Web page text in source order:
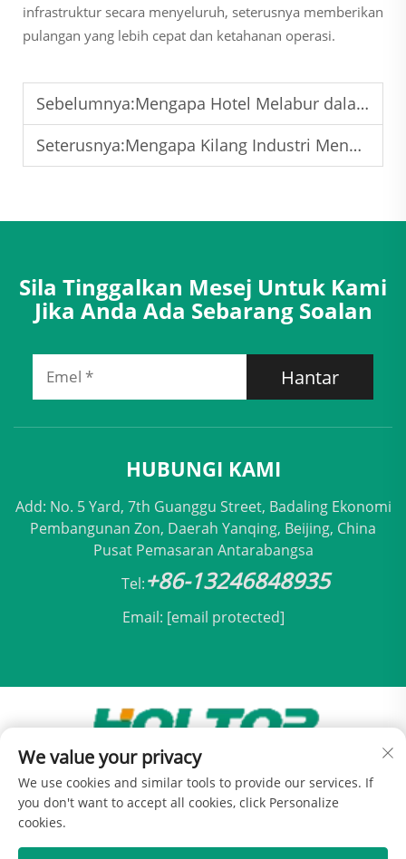
infrastruktur secara menyeluruh, seterusnya memberikan
pulangan yang lebih cepat dan ketahanan operasi.
Sebelumnya:Mengapa Hotel Melabur dalam Sistem Pengendalian Udara dengan Pemulihan Haba Berprestasi Tinggi?
Seterusnya:Mengapa Kilang Industri Mengutamakan Peralatan Pengambilan Semula Haba Udara ke Udara yang Boleh Dipercayai?
Sila Tinggalkan Mesej Untuk Kami
Jika Anda Ada Sebarang Soalan
Hantar
HUBUNGI KAMI
Add: No. 5 Yard, 7th Guanggu Street, Badaling Ekonomi
Pembangunan Zon, Daerah Yanqing, Beijing, China
Pusat Pemasaran Antarabangsa
Tel:+86-13246848935
Email: [email protected]
Hak Cipta © 2025 oleh Holtop Beijing Air
Conditioning Co., Ltd - Dasar Privasi
We value your privacy
We use cookies and similar tools to provide our services. If
you don't want to accept all cookies, click Personalize
cookies.